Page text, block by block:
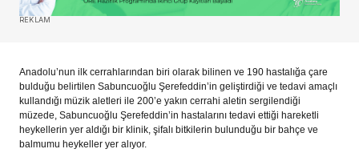
REKLAM
Anadolu’nun ilk cerrahlarından biri olarak bilinen ve 190 hastalığa çare
bulduğu belirtilen Sabuncuoğlu Şerefeddin’in geliştirdiği ve tedavi amaçlı
kullandığı müzik aletleri ile 200’e yakın cerrahi aletin sergilendiği
müzede, Sabuncuoğlu Şerefeddin’in hastalarını tedavi ettiği hareketli
heykellerin yer aldığı bir klinik, şifalı bitkilerin bulunduğu bir bahçe ve
balmumu heykeller yer alıyor.